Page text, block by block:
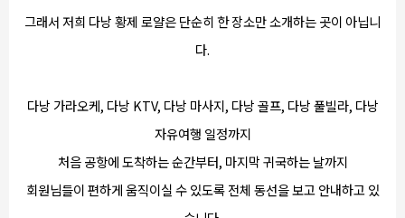
그래서 저희 다낭 황제 로얄은 단순히 한 장소만 소개하는 곳이 아닙니
다.
다낭 가라오케, 다낭 KTV, 다낭 마사지, 다낭 골프, 다낭 풀빌라, 다낭
자유여행 일정까지
처음 공항에 도착하는 순간부터, 마지막 귀국하는 날까지
회원님들이 편하게 움직이실 수 있도록 전체 동선을 보고 안내하고 있